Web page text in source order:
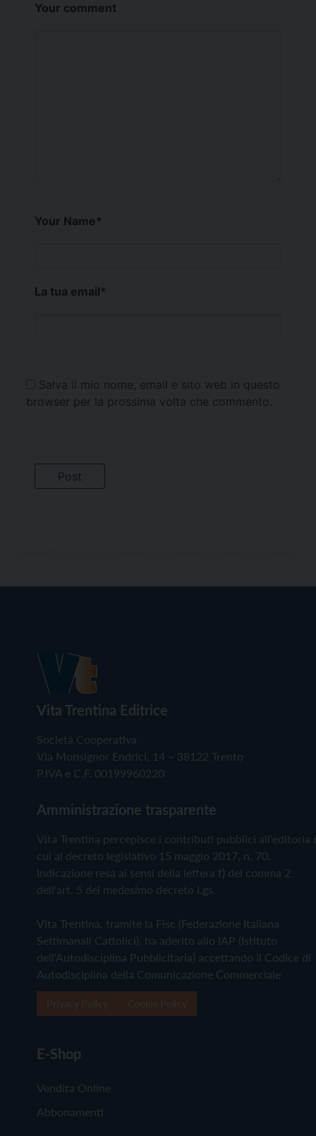
Your comment
Your Name*
La tua email*
Salva il mio nome, email e sito web in questo
browser per la prossima volta che commento.
Vita Trentina Editrice
Società Cooperativa
Via Monsignor Endrici, 14 – 38122 Trento
P.IVA e C.F. 00199960220
Amministrazione trasparente
Vita Trentina percepisce i contributi pubblici all'editoria
cui al decreto legislativo 15 maggio 2017, n. 70.
Indicazione resa ai sensi della lettera f) del comma 2
dell'art. 5 del medesimo decreto Lgs.
Vita Trentina, tramite la Fisc (Federazione Italiana
Settimanali Cattolici), ha aderito allo IAP (Istituto
dell'Autodisciplina Pubblicitaria) accettando il Codice di
Autodisciplina della Comunicazione Commerciale
E-Shop
Vendita Online
Abbonamenti